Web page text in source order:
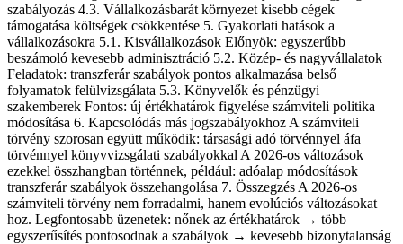
szabályozás 4.3. Vállalkozásbarát környezet kisebb cégek
támogatása költségek csökkentése 5. Gyakorlati hatások a
vállalkozásokra 5.1. Kisvállalkozások Előnyök: egyszerűbb
beszámoló kevesebb adminisztráció 5.2. Közép- és nagyvállalatok
Feladatok: transzferár szabályok pontos alkalmazása belső
folyamatok felülvizsgálata 5.3. Könyvelők és pénzügyi
szakemberek Fontos: új értékhatárok figyelése számviteli politika
módosítása 6. Kapcsolódás más jogszabályokhoz A számviteli
törvény szorosan együtt működik: társasági adó törvénnyel áfa
törvénnyel könyvvizsgálati szabályokkal A 2026-os változások
ezekkel összhangban történnek, például: adóalap módosítások
transzferár szabályok összehangolása 7. Összegzés A 2026-os
számviteli törvény nem forradalmi, hanem evolúciós változásokat
hoz. Legfontosabb üzenetek: nőnek az értékhatárok → több
egyszerűsítés pontosodnak a szabályok → kevesebb bizonytalanság